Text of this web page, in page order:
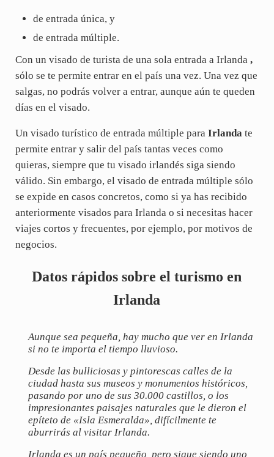
de entrada única, y
de entrada múltiple.
Con un visado de turista de una sola entrada a Irlanda ,
sólo se te permite entrar en el país una vez. Una vez que
salgas, no podrás volver a entrar, aunque aún te queden
días en el visado.
Un visado turístico de entrada múltiple para Irlanda te
permite entrar y salir del país tantas veces como
quieras, siempre que tu visado irlandés siga siendo
válido. Sin embargo, el visado de entrada múltiple sólo
se expide en casos concretos, como si ya has recibido
anteriormente visados para Irlanda o si necesitas hacer
viajes cortos y frecuentes, por ejemplo, por motivos de
negocios.
Datos rápidos sobre el turismo en
Irlanda
Aunque sea pequeña, hay mucho que ver en Irlanda
si no te importa el tiempo lluvioso.
Desde las bulliciosas y pintorescas calles de la
ciudad hasta sus museos y monumentos históricos,
pasando por uno de sus 30.000 castillos, o los
impresionantes paisajes naturales que le dieron el
epíteto de «Isla Esmeralda», difícilmente te
aburrirás al visitar Irlanda.
Irlanda es un país pequeño, pero sigue siendo uno